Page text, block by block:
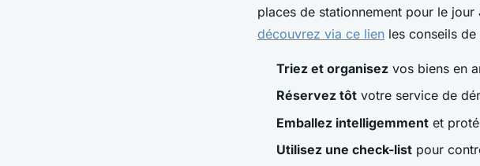
places de stationnement pour le
découvrez via ce lien les conseils
Triez et organisez vos biens en
Réservez tôt votre service de
Emballez intelligemment et
Utilisez une check-list pour